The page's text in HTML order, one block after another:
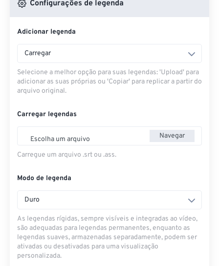
Configurações de legenda
Adicionar legenda
Carregar
Selecione a melhor opção para suas legendas: 'Upload' para
adicionar as suas próprias ou 'Copiar' para replicar a partir do
arquivo original.
Carregar legendas
Escolha um arquivo Navegar
Carregue um arquivo .srt ou .ass.
Modo de legenda
Duro
As legendas rígidas, sempre visíveis e integradas ao vídeo,
são adequadas para legendas permanentes, enquanto as
legendas suaves, armazenadas separadamente, podem ser
ativadas ou desativadas para uma visualização
personalizada.